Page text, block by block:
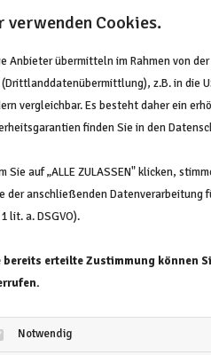
zur
Dienstag
Donnerstag
verwenden Cookies.
Anbieter übermitteln im Rahmen von
(Drittlanddatenübermittlung), z.B. in die
vergleichbar. Es besteht daher ein
finden Sie in den
Sie auf „ALLE ZULASSEN" klicken,
der anschließenden Datenverarbeitung
lit. a. DSGVO).
bereits erteilte Zustimmung können
Notwendig